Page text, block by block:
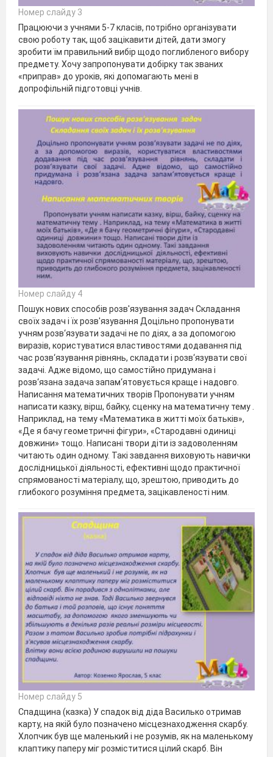
Номер слайду 3
Працюючи з учнями 5-7 класів, потрібно організувати
свою роботу так, щоб зацікавити дітей, дати змогу
зробити їм правильний вибір щодо поглибленого вибору
предмету. Хочу запропонувати добірку так званих
«приправ» до уроків, які допомагають мені в
допрофільній підготовці учнів.
Номер слайду 4
Пошук нових способів розв'язування задач Складання
своїх задач і їх розв'язування Доцільно пропонувати
учням розв‘язувати задачі не по діях, а за допомогою
виразів, користуватися властивостями додавання під
час розв‘язування рівнянь, складати і розв‘язувати свої
задачі. Адже відомо, що самостійно придумана і
розв‘язана задача запам‘ятовується краще і надовго.
Написання математичних творів Пропонувати учням
написати казку, вірш, байку, сценку на математичну тему .
Наприклад, на тему «Математика в житті моїх батьків»,
«Де я бачу геометричні фігури», «Стародавні одиниці
довжини» тощо. Написані твори діти із задоволенням
читають один одному. Такі завдання виховують навички
дослідницької діяльності, ефективні щодо практичної
спрямованості матеріалу, що, зрештою, приводить до
глибокого розуміння предмета, зацікавленості ним.
Номер слайду 5
Спадщина (казка) У спадок від діда Василько отримав
карту, на якій було позначено місцезнаходження скарбу.
Хлопчик був ще маленький і не розумів, як на маленькому
клаптику паперу міг розміститися цілий скарб. Він